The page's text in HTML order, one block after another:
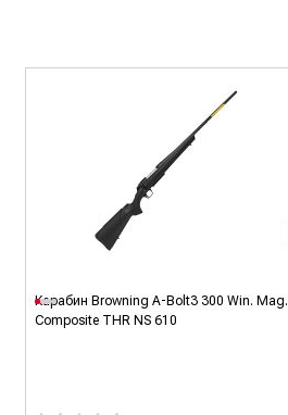
Карабин Browning A-Bolt3 300 Win. Mag.
Composite THR NS 610